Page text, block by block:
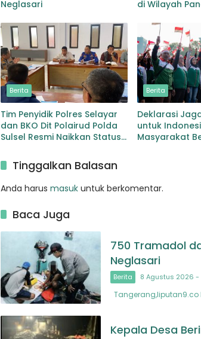
Neglasari
di Wilayah
Berita
Tim Penyidik Polres Selayar
dan BKO Dit Polairud Polda
Sulsel Resmi Naikkan Status
Penyidikan
Berita
Deklarasi
untuk
Masyarakat
Tinggalkan Balasan
Anda harus masuk untuk berkomentar.
Baca Juga
750 Tramadol
Neglasari
Berita 8 Agustus 2026 -
Tangerang,liputan9.co
Kepala Desa